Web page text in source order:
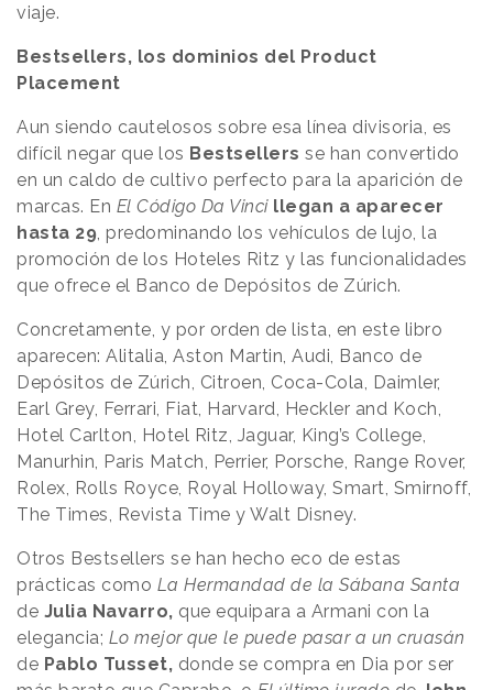
viaje.
Bestsellers, los dominios del Product
Placement
Aun siendo cautelosos sobre esa línea divisoria, es
difícil negar que los Bestsellers se han convertido
en un caldo de cultivo perfecto para la aparición de
marcas. En El Código Da Vinci llegan a aparecer
hasta 29 , predominando los vehículos de lujo, la
promoción de los Hoteles Ritz y las funcionalidades
que ofrece el Banco de Depósitos de Zúrich.
Concretamente, y por orden de lista, en este libro
aparecen: Alitalia, Aston Martin, Audi, Banco de
Depósitos de Zúrich, Citroen, Coca-Cola, Daimler,
Earl Grey, Ferrari, Fiat, Harvard, Heckler and Koch,
Hotel Carlton, Hotel Ritz, Jaguar, King’s College,
Manurhin, Paris Match, Perrier, Porsche, Range Rover,
Rolex, Rolls Royce, Royal Holloway, Smart, Smirnoff,
The Times, Revista Time y Walt Disney.
Otros Bestsellers se han hecho eco de estas
prácticas como La Hermandad de la Sábana Santa
de Julia Navarro, que equipara a Armani con la
elegancia; Lo mejor que le puede pasar a un cruasán
de Pablo Tusset, donde se compra en Dia por ser